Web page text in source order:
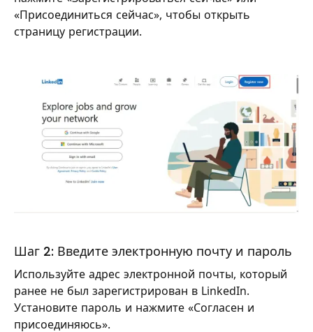
«Присоединиться сейчас», чтобы открыть
страницу регистрации.
Шаг 2: Введите электронную почту и пароль
Используйте адрес электронной почты, который
ранее не был зарегистрирован в LinkedIn.
Установите пароль и нажмите «Согласен и
присоединяюсь».